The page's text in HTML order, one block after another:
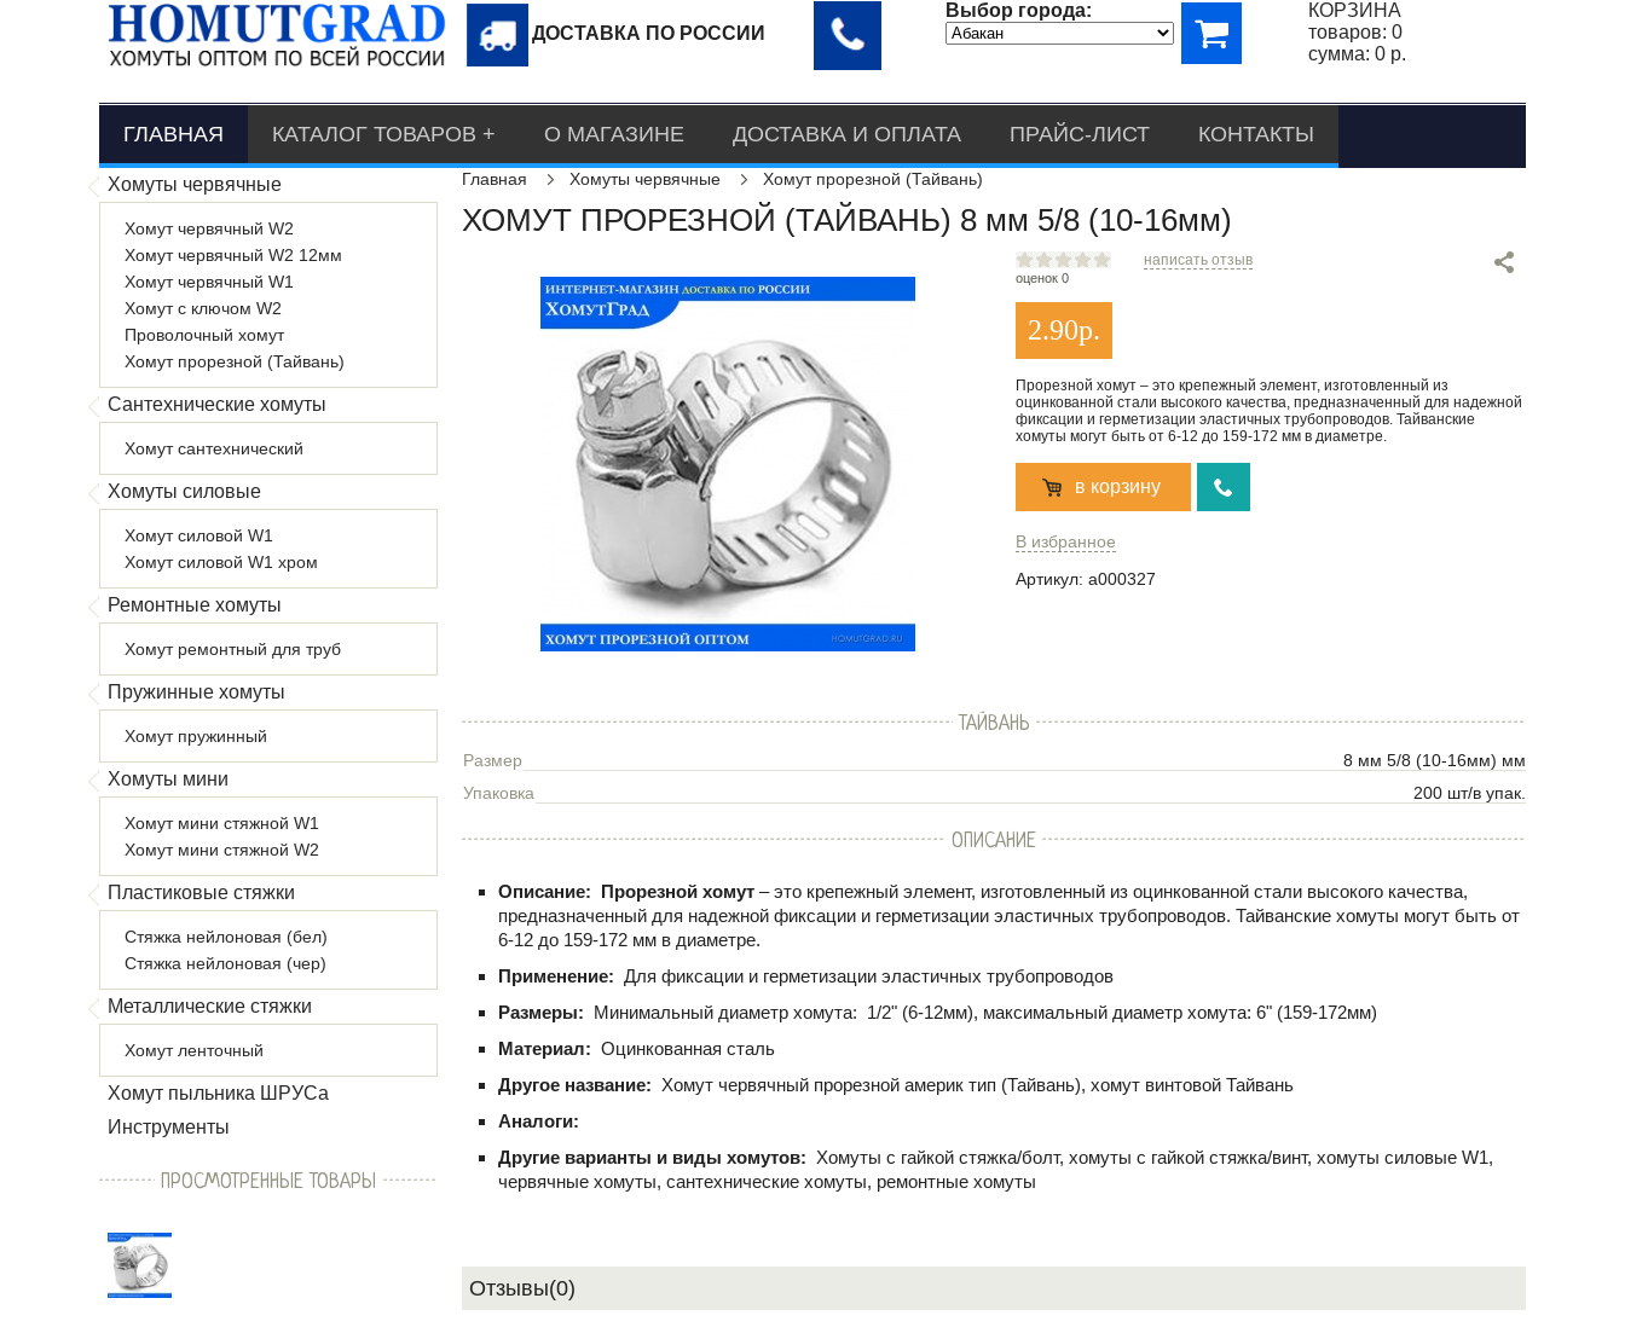
ДОСТАВКА ПО РОССИИ
Выбор города:
КОРЗИНА
товаров: 0
сумма: 0 р.
ГЛАВНАЯ КАТАЛОГ ТОВАРОВ О МАГАЗИНЕ ДОСТАВКА И ОПЛАТА ПРАЙС-ЛИСТ КОНТАКТЫ
Хомуты червячные
Хомут червячный W2
Хомут червячный W2 12мм
Хомут червячный W1
Хомут с ключом W2
Проволочный хомут
Хомут прорезной (Тайвань)
Сантехнические хомуты
Хомут сантехнический
Хомуты силовые
Хомут силовой W1
Хомут силовой W1 хром
Ремонтные хомуты
Хомут ремонтный для труб
Пружинные хомуты
Хомут пружинный
Хомуты мини
Хомут мини стяжной W1
Хомут мини стяжной W2
Пластиковые стяжки
Стяжка нейлоновая (бел)
Стяжка нейлоновая (чер)
Металлические стяжки
Хомут ленточный
Хомут пыльника ШРУСа
Инструменты
Главная Хомуты червячные Хомут прорезной (Тайвань)
ХОМУТ ПРОРЕЗНОЙ (ТАЙВАНЬ) 8 мм 5/8 (10-16мм)
оценок 0
написать отзыв
2.90р.
Прорезной хомут – это крепежный элемент, изготовленный из
оцинкованной стали высокого качества, предназначенный для надежной
фиксации и герметизации эластичных трубопроводов. Тайванские
хомуты могут быть от 6-12 до 159-172 мм в диаметре.
в корзину
В избранное
Артикул: a000327
ТАЙВАНЬ
Размер
8 мм 5/8 (10-16мм) мм
Упаковка
200 шт/в упак.
ОПИСАНИЕ
Описание: Прорезной хомут – это крепежный элемент, изготовленный из оцинкованной стали высокого качества,
предназначенный для надежной фиксации и герметизации эластичных трубопроводов. Тайванские хомуты могут быть от
6-12 до 159-172 мм в диаметре.
Применение: Для фиксации и герметизации эластичных трубопроводов
Размеры: Минимальный диаметр хомута: 1/2" (6-12мм), максимальный диаметр хомута: 6" (159-172мм)
Материал: Оцинкованная сталь
Другое название: Хомут червячный прорезной америк тип (Тайвань), хомут винтовой Тайвань
Аналоги:
Другие варианты и виды хомутов: Хомуты с гайкой стяжка/болт, хомуты с гайкой стяжка/винт, хомуты силовые W1,
червячные хомуты, сантехнические хомуты, ремонтные хомуты
Отзывы(0)
ПРОСМОТРЕННЫЕ ТОВАРЫ